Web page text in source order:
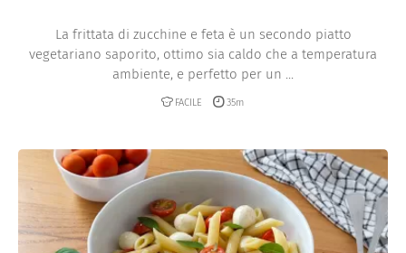
La frittata di zucchine e feta è un secondo piatto
vegetariano saporito, ottimo sia caldo che a temperatura
ambiente, e perfetto per un ...
FACILE 35m